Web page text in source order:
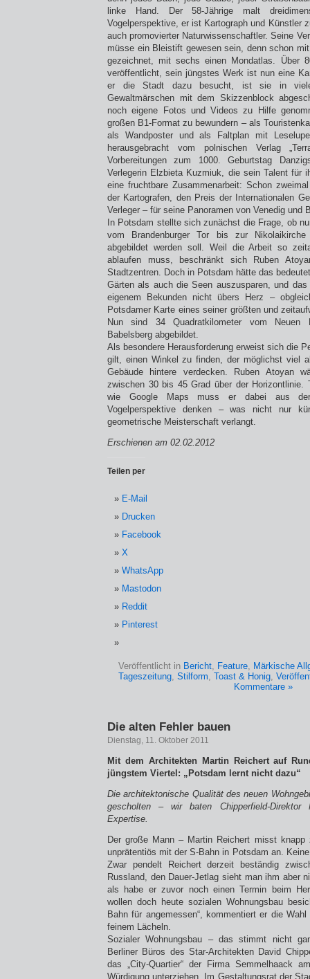
linke Hand. Der 58-Jährige malt
Vogelperspektive, er ist Kartograph und Künstler
auch promovierter Naturwissenschaftler. Seine
müsse ein Bleistift gewesen sein, denn schon
gezeichnet, mit sechs einen Mondatlas. Über
veröffentlicht, sein jüngstes Werk ist nun eine
er die Stadt dazu besucht, ist sie in
Gewaltmärschen mit dem Skizzenblock
noch eigene Fotos und Videos zu Hilfe
großen B1-Format zu bewundern – als
als Wandposter und als Faltplan mit
herausgebracht vom polnischen Verlag
Vorbereitungen zum 1000. Geburtstag
Verlegerin Elzbieta Kuzmiuk, die sein Talent für
eine fruchtbare Zusammenarbeit: Schon
der Kartografen, den Preis der Internationalen
Verleger – für seine Panoramen von Venedig und
In Potsdam stellte sich zunächst die Frage, ob
vom Brandenburger Tor bis zur
abgebildet werden soll. Weil die Arbeit so
ablaufen muss, beschränkt sich Ruben
Stadtzentren. Doch in Potsdam hätte das
Gärten als auch die Seen auszusparen, und
eigenem Bekunden nicht übers Herz –
Potsdamer Karte eines seiner größten und
Nun sind 34 Quadratkilometer vom
Babelsberg abgebildet.
Als besondere Herausforderung erweist sich die
gilt, einen Winkel zu finden, der möglichst viel
Gebäude hintere verdecken. Ruben Atoyan
zwischen 30 bis 45 Grad über der Horizontlinie.
wie Google Maps muss er dabei aus der
Vogelperspektive denken – was nicht nur
geometrische Meisterschaft verlangt.
Erschienen am 02.02.2012
Teilen per
E-Mail
Drucken
Facebook
X
WhatsApp
Mastodon
Reddit
Pinterest
Veröffentlicht in Bericht, Feature, Märkische
Tageszeitung, Stilform, Toast & Honig,
Kommentare »
Die alten Fehler bauen
Dienstag, 11. Oktober 2011
Mit dem Architekten Martin Reichert auf
jüngstem Viertel: „Potsdam lernt nicht dazu“
Die architektonische Qualität des neuen
gescholten – wir baten Chipperfield-
Expertise.
Der große Mann – Martin Reichert misst
unprätentiös mit der S-Bahn in Potsdam an.
Zwar pendelt Reichert derzeit beständig
Russland, den Dauer-Jetlag sieht man ihm aber
als habe er zuvor noch einen Termin beim
wollen doch heute sozialen Wohnungsbau
Bahn für angemessen“, kommentiert er die
feinem Lächeln.
Sozialer Wohnungsbau – das stimmt nicht
Berliner Büros des Star-Architekten David
das „City-Quartier“ der Firma Semmelhaack
Würdigung unterziehen. Im Gestaltungsrat der